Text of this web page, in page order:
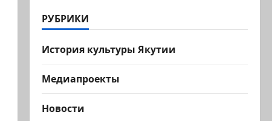
РУБРИКИ
История культуры Якутии
Медиапроекты
Новости